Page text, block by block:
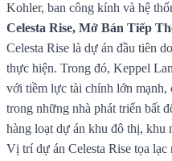
Kohler, ban công kính và hệ
Celesta Rise, Mở Bán Tiếp
Celesta Rise là dự án đầu tiên
thực hiện. Trong đó, Keppel
với tiềm lực tài chính lớn mạnh,
trong những nhà phát triển bất
hàng loạt dự án khu đô thị,
Vị trí dự án Celesta Rise tọa